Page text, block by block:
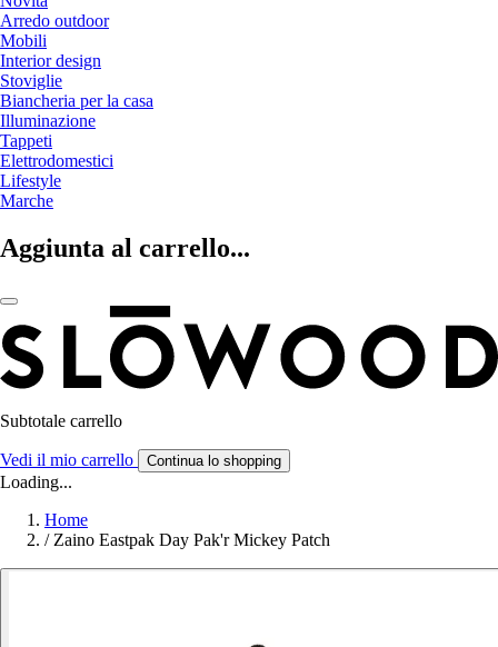
Arredo outdoor
Mobili
Interior design
Stoviglie
Biancheria per la casa
Illuminazione
Tappeti
Elettrodomestici
Lifestyle
Marche
Aggiunta al carrello...
Subtotale carrello
Vedi il mio carrello Continua lo shopping
Loading...
Home
/ Zaino Eastpak Day Pak'r Mickey Patch